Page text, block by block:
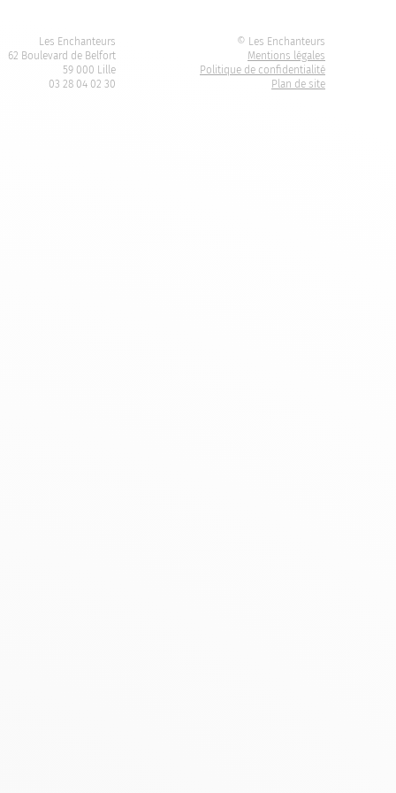
Les Enchanteurs
62 Boulevard de Belfort
59 000 Lille
03 28 04 02 30
© Les Enchanteurs
Mentions légales
Politique de confidentialité
Plan de site